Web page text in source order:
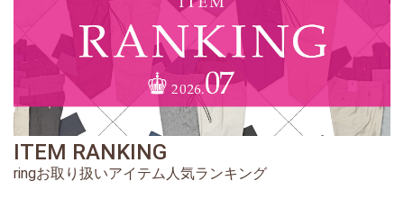
ITEM RANKING
ringお取り扱いアイテム人気ランキング